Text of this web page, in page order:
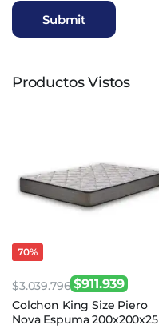
Productos Vistos
70%
$3.039.796
El
precio
$911.939
El
precio
Colchon King Size Piero
Nova Espuma 200x200x25